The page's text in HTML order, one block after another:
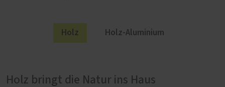
Holz Holz-Aluminium
Holz bringt die Natur ins Haus
Holz-Aluminium: Außen modern, innen